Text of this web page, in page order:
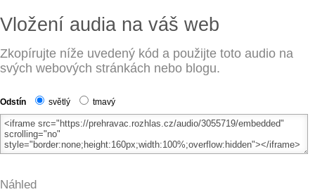
Vložení audia na váš web
Zkopírujte níže uvedený kód a použijte toto audio na
svých webových stránkách nebo blogu.
Odstín světlý tmavý
Náhled